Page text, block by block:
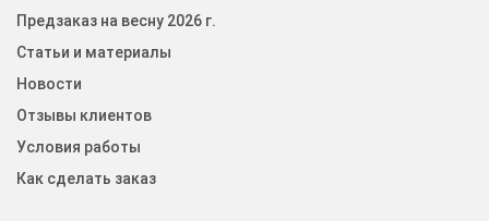
Предзаказ на весну 2026 г.
Статьи и материалы
Новости
Отзывы клиентов
Условия работы
Как сделать заказ